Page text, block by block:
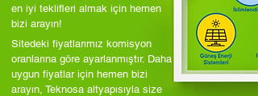
en iyi teklifleri almak için hemen
bizi arayın!
Sitedeki fiyatlarımız komisyon
oranlarına göre ayarlanmıştır. Daha
uygun fiyatlar için hemen bizi
arayın, Teknosa altyapısıyla size